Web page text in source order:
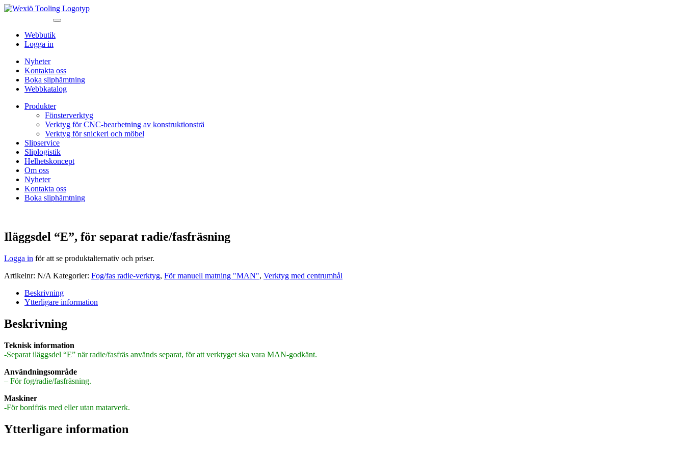
Webbutik
Logga in
Nyheter
Kontakta oss
Boka sliphämtning
Webbkatalog
Produkter
Fönsterverktyg
Verktyg för CNC-bearbetning av konstruktionsträ
Verktyg för snickeri och möbel
Slipservice
Sliplogistik
Helhetskoncept
Om oss
Nyheter
Kontakta oss
Boka sliphämtning
Iläggsdel “E”, för separat radie/fasfräsning
Logga in för att se produktalternativ och priser.
Artikelnr: N/A Kategorier: Fog/fas radie-verktyg, För manuell matning "MAN", Verktyg med centrumhål
Beskrivning
Ytterligare information
Beskrivning
Teknisk information
-Separat iläggsdel “E” när radie/fasfräs används separat, för att verktyget ska vara MAN-godkänt.
Användningsområde
– För fog/radie/fasfräsning.
Maskiner
-För bordfräs med eller utan matarverk.
Ytterligare information